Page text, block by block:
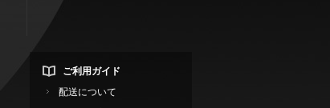
ご利用ガイド
配送について